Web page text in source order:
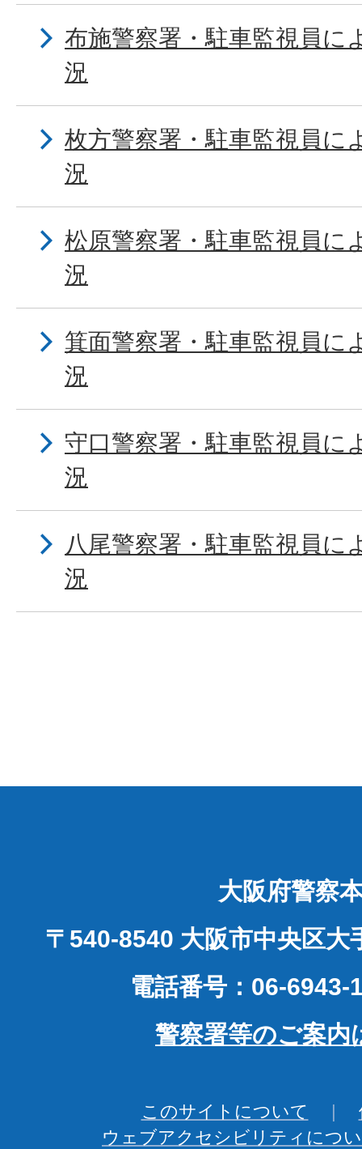
布施警察署・駐車監視員に
況
枚方警察署・駐車監視員に
況
松原警察署・駐車監視員に
況
箕面警察署・駐車監視員に
況
守口警察署・駐車監視員に
況
八尾警察署・駐車監視員に
況
大阪府警察
〒540-8540 大阪市中央区大
電話番号：06-6943-
警察署等のご案内
このサイトについて
ウェブアクセシビリティにつ